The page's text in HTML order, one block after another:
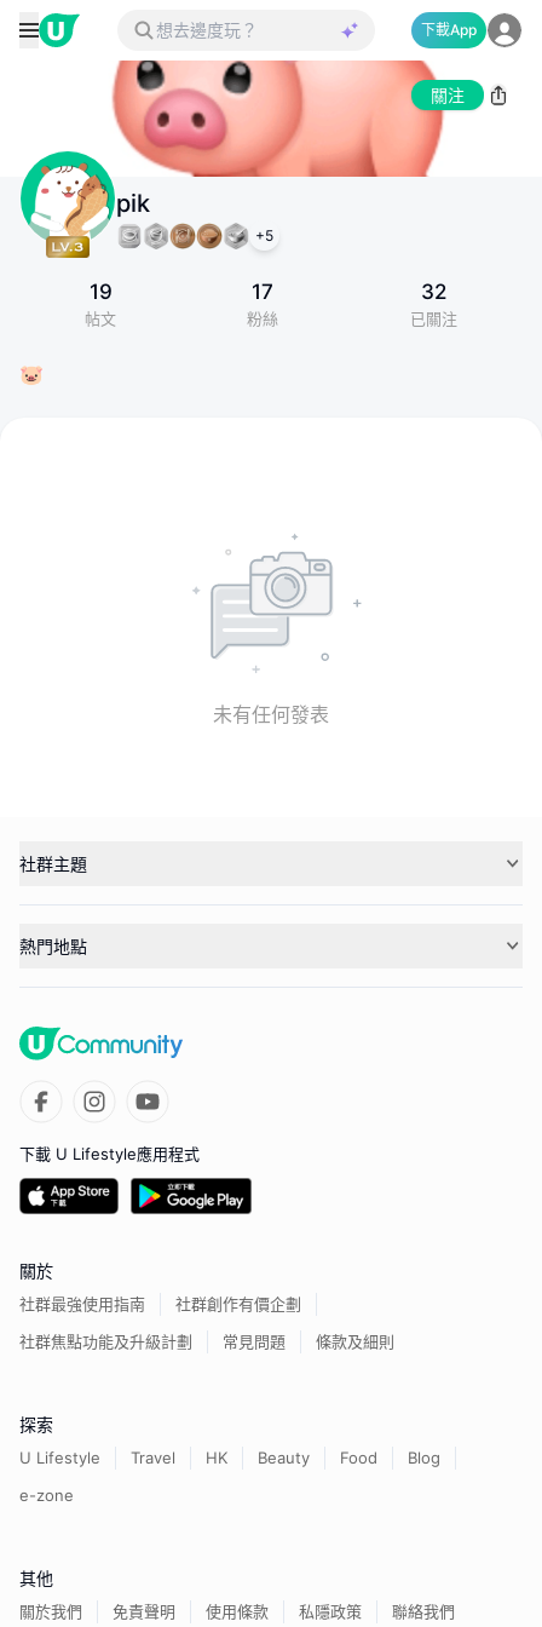
下載App
關注
pik
+5
19
帖文
17
粉絲
32
已關注
🐷
未有任何發表
社群主題
熱門地點
下載 U Lifestyle應用程式
關於
社群最強使用指南
社群創作有價企劃
社群焦點功能及升級計劃
常見問題 條款及細則
探索
U Lifestyle Travel HK Beauty Food
Blog
e-zone
其他
關於我們 免責聲明 使用條款 私隱政策 聯絡我們